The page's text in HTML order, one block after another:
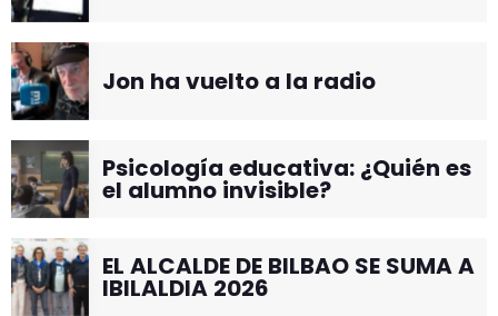
Jon ha vuelto a la radio
Psicología educativa: ¿Quién es
el alumno invisible?
EL ALCALDE DE BILBAO SE SUMA A
IBILALDIA 2026